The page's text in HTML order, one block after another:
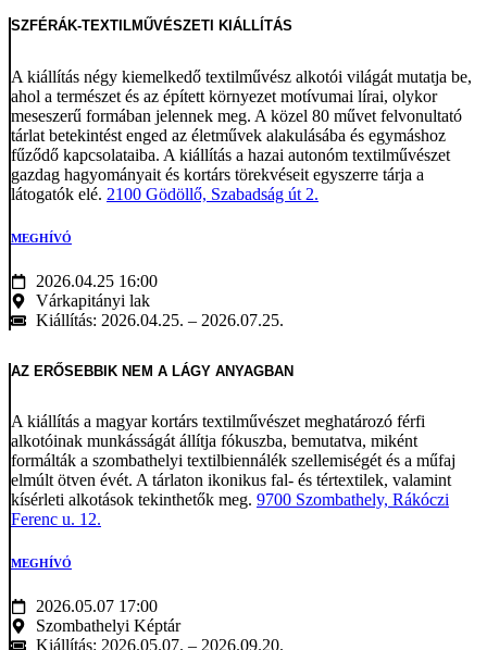
SZFÉRÁK-TEXTILMŰVÉSZETI KIÁLLÍTÁS
A kiállítás négy kiemelkedő textilművész alkotói világát mutatja be,
ahol a természet és az épített környezet motívumai lírai, olykor
meseszerű formában jelennek meg. A közel 80 művet felvonultató
tárlat betekintést enged az életművek alakulásába és egymáshoz
fűződő kapcsolataiba. A kiállítás a hazai autonóm textilművészet
gazdag hagyományait és kortárs törekvéseit egyszerre tárja a
látogatók elé. 2100 Gödöllő, Szabadság út 2.
MEGHÍVÓ
2026.04.25 16:00
Várkapitányi lak
Kiállítás: 2026.04.25. – 2026.07.25.
AZ ERŐSEBBIK NEM A LÁGY ANYAGBAN
A kiállítás a magyar kortárs textilművészet meghatározó férfi
alkotóinak munkásságát állítja fókuszba, bemutatva, miként
formálták a szombathelyi textilbiennálék szellemiségét és a műfaj
elmúlt ötven évét. A tárlaton ikonikus fal- és tértextilek, valamint
kísérleti alkotások tekinthetők meg. 9700 Szombathely, Rákóczi
Ferenc u. 12.
MEGHÍVÓ
2026.05.07 17:00
Szombathelyi Képtár
Kiállítás: 2026.05.07. – 2026.09.20.